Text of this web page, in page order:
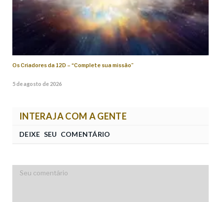
Os Criadores da 12D – “Complete sua missão”
5 de agosto de 2026
INTERAJA COM A GENTE
DEIXE SEU COMENTÁRIO